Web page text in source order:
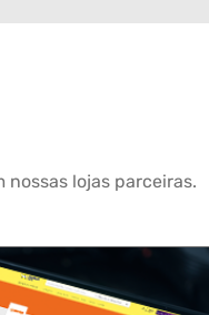
nossas lojas parceiras.